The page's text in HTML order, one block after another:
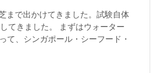
まで出かけてきました。試験自体
てきました。 まずはウォーター
て、シンガポール・シーフード・